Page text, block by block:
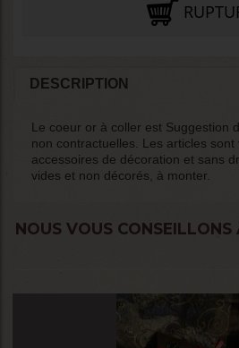
DESCRIPTION
Le coeur or à coller est Suggestion
non contractuelles. Les articles sont
accessoires de décoration et sans
vides et non décorés, à monter.
NOUS VOUS